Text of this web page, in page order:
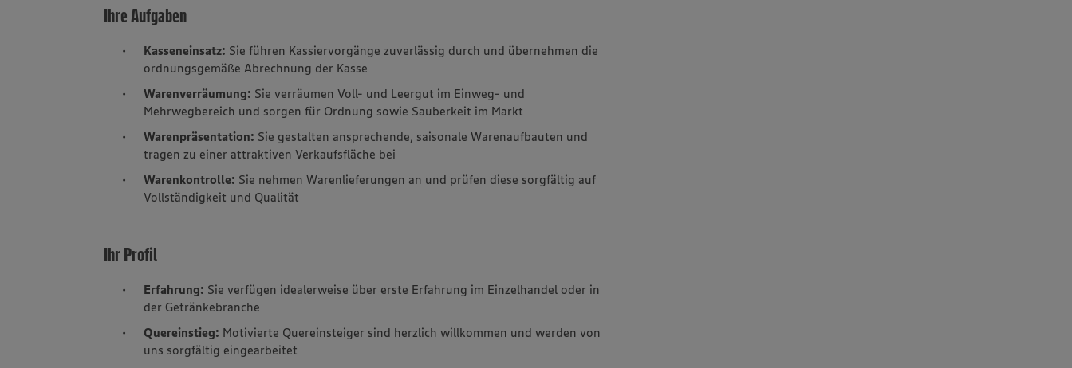
Ihre Aufgaben
Kasseneinsatz: Sie führen Kassiervorgänge zuverlässig durch und übernehmen die
ordnungsgemäße Abrechnung der Kasse
Warenverräumung: Sie verräumen Voll- und Leergut im Einweg- und
Mehrwegbereich und sorgen für Ordnung sowie Sauberkeit im Markt
Warenpräsentation: Sie gestalten ansprechende, saisonale Warenaufbauten und
tragen zu einer attraktiven Verkaufsfläche bei
Warenkontrolle: Sie nehmen Warenlieferungen an und prüfen diese sorgfältig auf
Vollständigkeit und Qualität
Ihr Profil
Erfahrung: Sie verfügen idealerweise über erste Erfahrung im Einzelhandel oder in
der Getränkebranche
Quereinstieg: Motivierte Quereinsteiger sind herzlich willkommen und werden von
uns sorgfältig eingearbeitet